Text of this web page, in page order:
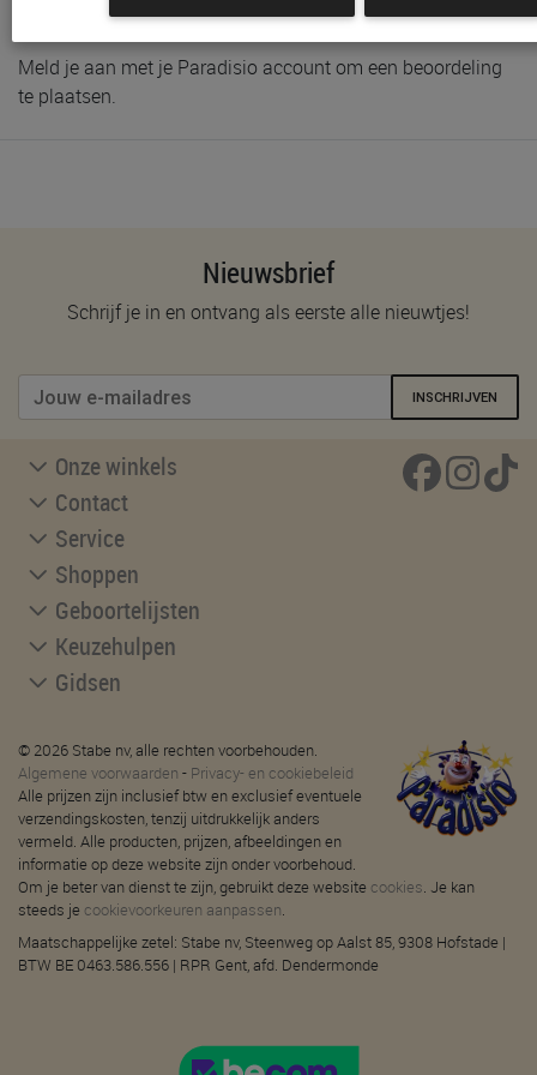
Schrijf de eerste beoordeling
Meld je aan met je Paradisio account om een beoordeling
te plaatsen.
Nieuwsbrief
Schrijf je in en ontvang als eerste alle nieuwtjes!
INSCHRIJVEN
Onze winkels
Contact
Service
Shoppen
Geboortelijsten
Keuzehulpen
Gidsen
© 2026 Stabe nv, alle rechten voorbehouden.
Algemene voorwaarden - Privacy- en cookiebeleid
Alle prijzen zijn inclusief btw en exclusief eventuele
verzendingskosten, tenzij uitdrukkelijk anders
vermeld. Alle producten, prijzen, afbeeldingen en
informatie op deze website zijn onder voorbehoud.
Om je beter van dienst te zijn, gebruikt deze website cookies. Je kan
steeds je cookievoorkeuren aanpassen.
Maatschappelijke zetel: Stabe nv, Steenweg op Aalst 85, 9308 Hofstade |
BTW BE 0463.586.556 | RPR Gent, afd. Dendermonde